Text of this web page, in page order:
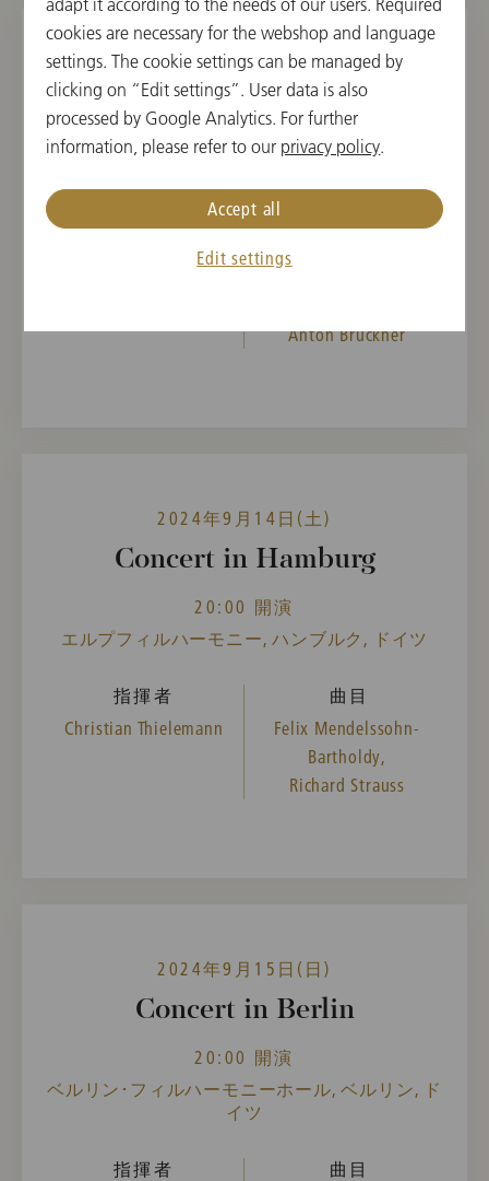
2024年9月13日(金)
Concert in Dortmund
19:30 開演
コンツェルトハウス・ドルトムント , ドルトムン
ト, ドイツ
Anton Bruckner
2024年9月14日(土)
Concert in Hamburg
20:00 開演
エルプフィルハーモニー, ハンブルク, ドイツ
指揮者
Christian Thielemann
曲目
Felix Mendelssohn-
Bartholdy,
Richard Strauss
2024年9月15日(日)
Concert in Berlin
20:00 開演
ベルリン･フィルハーモニーホール, ベルリン, ド
イツ
指揮者
曲目
adapt it according to the needs of our users. Required
cookies are necessary for the webshop and language
settings. The cookie settings can be managed by
clicking on “Edit settings”. User data is also
processed by Google Analytics. For further
information, please refer to our privacy policy.
Edit settings
Accept all